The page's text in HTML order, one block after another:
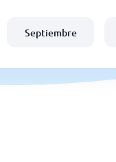
Septiembre